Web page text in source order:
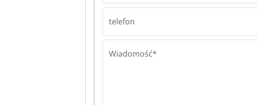
TURNKEY GmbH
telefon
Wiadomość*